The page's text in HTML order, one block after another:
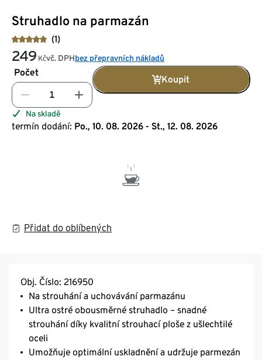
Struhadlo na parmazán
(1)
249 Kčvč. DPHbez přepravních nákladů
Počet
Koupit
Na skladě
termín dodání: Po., 10. 08. 2026 - St., 12. 08. 2026
Přidat do oblíbených
Obj. Číslo: 216950
Na strouhání a uchovávání parmazánu
Ultra ostré obousměrné struhadlo – snadné
strouhání díky kvalitní strouhací ploše z ušlechtilé
oceli
Umožňuje optimální uskladnění a udržuje parmezán